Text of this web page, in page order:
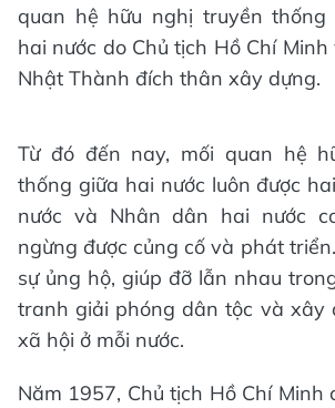
quan hệ hữu nghị truyền
hai nước do Chủ tịch Hồ Chí
Nhật Thành đích thân xây dựng.
Từ đó đến nay, mối quan hệ
thống giữa hai nước luôn được
nước và Nhân dân hai nước
ngừng được củng cố và phát
sự ủng hộ, giúp đỡ lẫn nhau
tranh giải phóng dân tộc và xây
xã hội ở mỗi nước.
Năm 1957, Chủ tịch Hồ Chí Minh